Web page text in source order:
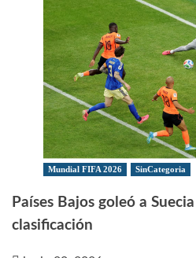
Mundial FIFA 2026 SinCategoria
Países Bajos goleó a
clasificación